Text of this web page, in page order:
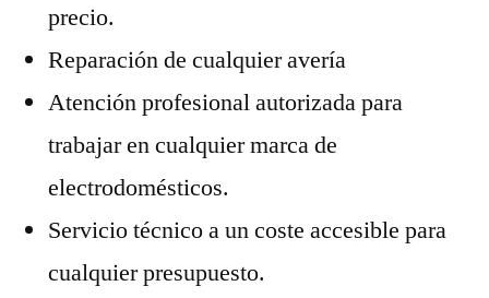
precio.
Reparación de cualquier avería
Atención profesional autorizada para
trabajar en cualquier marca de
electrodomésticos.
Servicio técnico a un coste accesible para
cualquier presupuesto.